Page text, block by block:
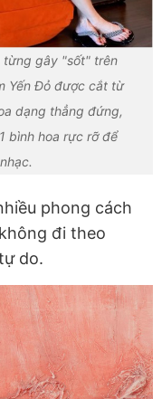
từng gây "sốt" trên
Yến Đỏ được cắt từ
dạng thẳng đứng,
bình hoa rực rỡ để
phong cách
đi theo
do.